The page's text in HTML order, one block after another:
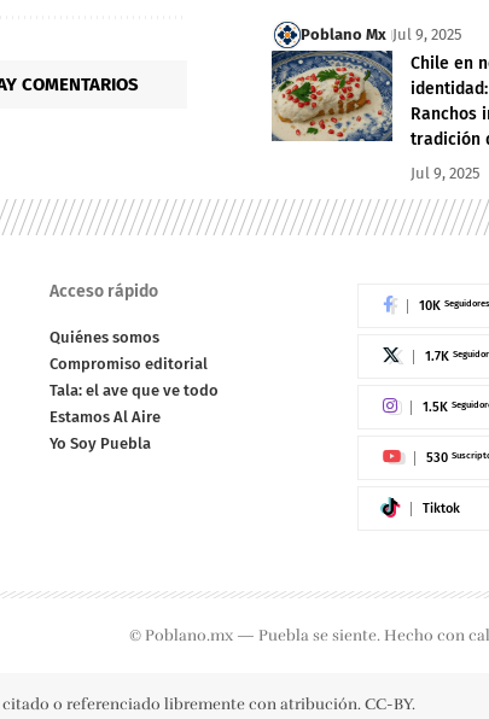
COMENTARIOS
Poblano Mx Jul 9, 2025
Chile en
Ranchos
tradición
Jul 9, 2025
Acceso rápido
Quiénes somos
Compromiso editorial
Tala: el ave que ve todo
Estamos Al Aire
Yo Soy Puebla
10K Seguidores
1.7K
1.5K
530
Tiktok
© Poblano.mx — Puebla se siente. Hecho con
o referenciado libremente con atribución. CC-BY.